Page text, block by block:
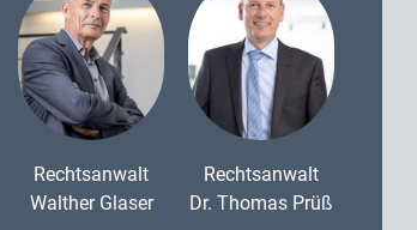
Rechtsanwalt
Walther Glaser
Rechtsanwalt
Dr. Thomas Prüß